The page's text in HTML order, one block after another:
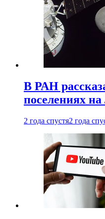
В РАН
поселениях
2 года спустя2 года